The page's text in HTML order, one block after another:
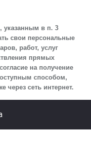
на обработку
имени, отчества,
номер телефона
сведений
IP-адреса,
посетителя сайта,
для контакта,
указанным в п. 3
свои персональные
работ, услуг
прямых
на получение
способом,
через сеть интернет.